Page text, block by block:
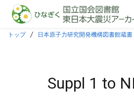
本文に飛ぶ
トップ 日本原子力研究開発機構図書館蔵書
Suppl 1 to